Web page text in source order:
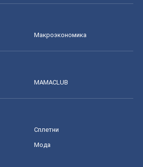
Mакроэкономика
MAMACLUB
Сплетни
Мода